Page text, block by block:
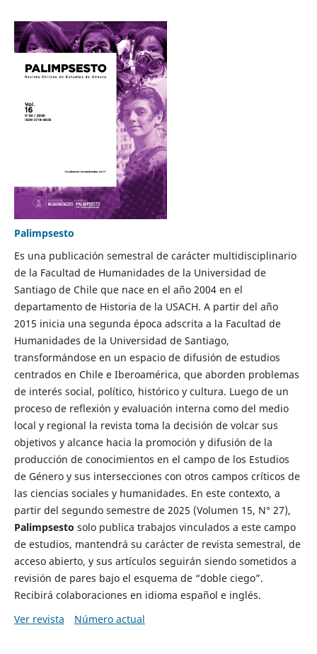
Palimpsesto
Es una publicación semestral de carácter multidisciplinario
de la Facultad de Humanidades de la Universidad de
Santiago de Chile que nace en el año 2004 en el
departamento de Historia de la USACH. A partir del año
2015 inicia una segunda época adscrita a la Facultad de
Humanidades de la Universidad de Santiago,
transformándose en un espacio de difusión de estudios
centrados en Chile e Iberoamérica, que aborden problemas
de interés social, político, histórico y cultura. Luego de un
proceso de reflexión y evaluación interna como del medio
local y regional la revista toma la decisión de volcar sus
objetivos y alcance hacia la promoción y difusión de la
producción de conocimientos en el campo de los Estudios
de Género y sus intersecciones con otros campos críticos de
las ciencias sociales y humanidades. En este contexto, a
partir del segundo semestre de 2025 (Volumen 15, N° 27),
Palimpsesto solo publica trabajos vinculados a este campo
de estudios, mantendrá su carácter de revista semestral, de
acceso abierto, y sus artículos seguirán siendo sometidos a
revisión de pares bajo el esquema de “doble ciego”.
Recibirá colaboraciones en idioma español e inglés.
Ver revista
Número actual